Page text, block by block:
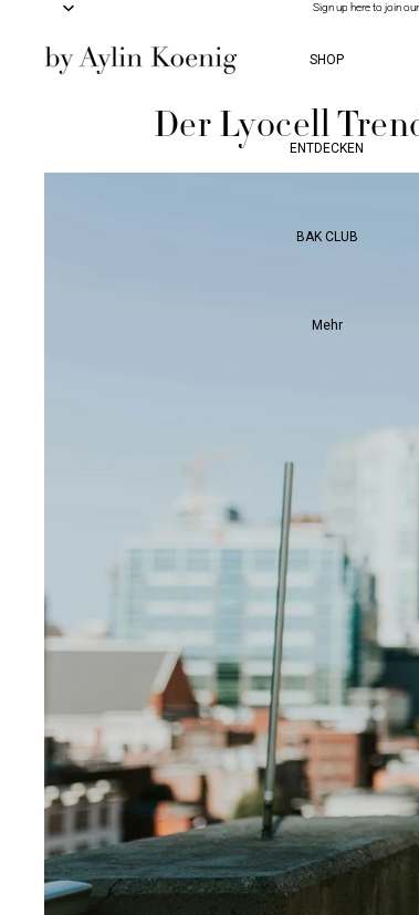
Sign up here to join
Sign up here to join
SHOP
ENTDECKEN
BAK CLUB
Mehr
Der Lyocell